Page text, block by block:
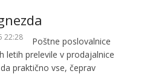
22:28
Poštne poslovalnice
letih prelevile v prodajalnice
praktično vse, čeprav